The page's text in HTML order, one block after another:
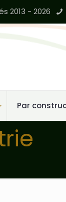
2013 - 2026
Par